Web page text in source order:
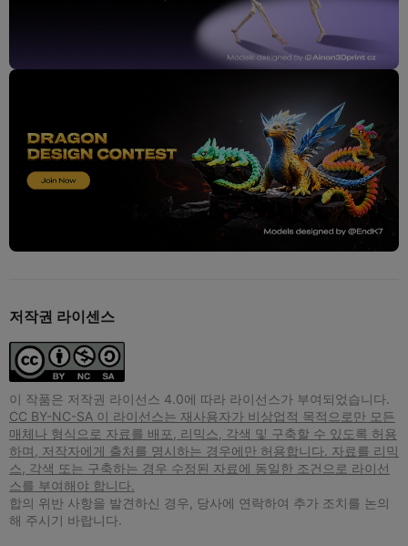
저작권 라이센스
이 작품은 저작권 라이선스 4.0에 따라 라이선스가 부여되었습니다.
CC BY-NC-SA 이 라이선스는 재사용자가 비상업적 목적으로만 모든
매체나 형식으로 자료를 배포, 리믹스, 각색 및 구축할 수 있도록 허용
하며, 저작자에게 출처를 명시하는 경우에만 허용합니다. 자료를 리믹
스, 각색 또는 구축하는 경우 수정된 자료에 동일한 조건으로 라이선
스를 부여해야 합니다.
합의 위반 사항을 발견하신 경우, 당사에 연락하여 추가 조치를 논의
해 주시기 바랍니다.